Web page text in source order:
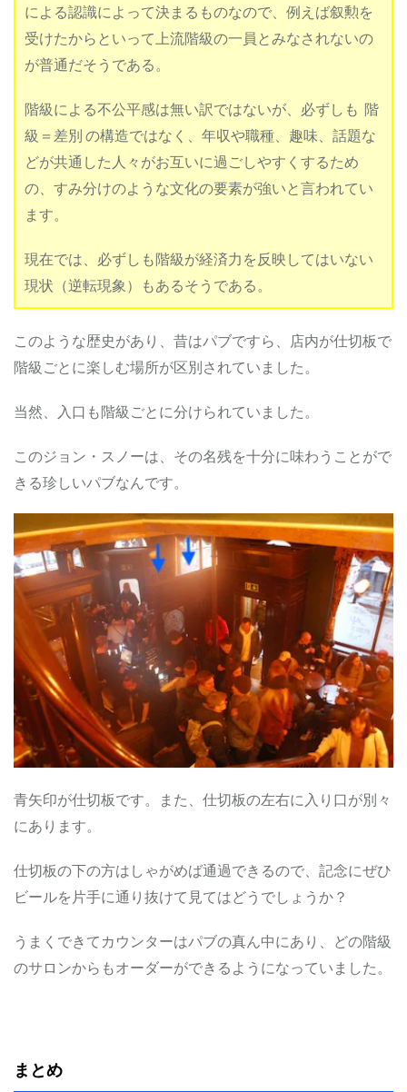
による認識によって決まるものなので、例えば叙勲を
受けたからといって上流階級の一員とみなされないの
が普通だそうである。
階級による不公平感は無い訳ではないが、必ずしも 階
級＝差別 の構造ではなく、年収や職種、趣味、話題な
どが共通した人々がお互いに過ごしやすくするため
の、すみ分けのような文化の要素が強いと言われてい
ます。
現在では、必ずしも階級が経済力を反映してはいない
現状（逆転現象）もあるそうである。
このような歴史があり、昔はパブですら、店内が仕切板で
階級ごとに楽しむ場所が区別されていました。
当然、入口も階級ごとに分けられていました。
このジョン・スノーは、その名残を十分に味わうことがで
きる珍しいパブなんです。
青矢印が仕切板です。また、仕切板の左右に入り口が別々
にあります。
仕切板の下の方はしゃがめば通過できるので、記念にぜひ
ビールを片手に通り抜けて見てはどうでしょうか？
うまくできてカウンターはパブの真ん中にあり、どの階級
のサロンからもオーダーができるようになっていました。
まとめ